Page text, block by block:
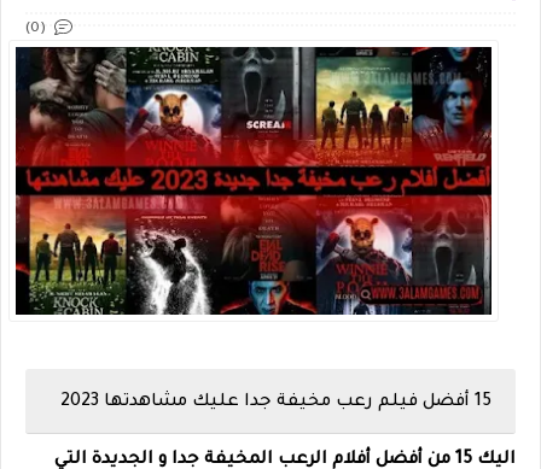
(0)
15 أفضل فيلم رعب مخيفة جدا عليك مشاهدتها 2023
اليك 15 من أفضل أفلام الرعب المخيفة جدا و الجديدة التي